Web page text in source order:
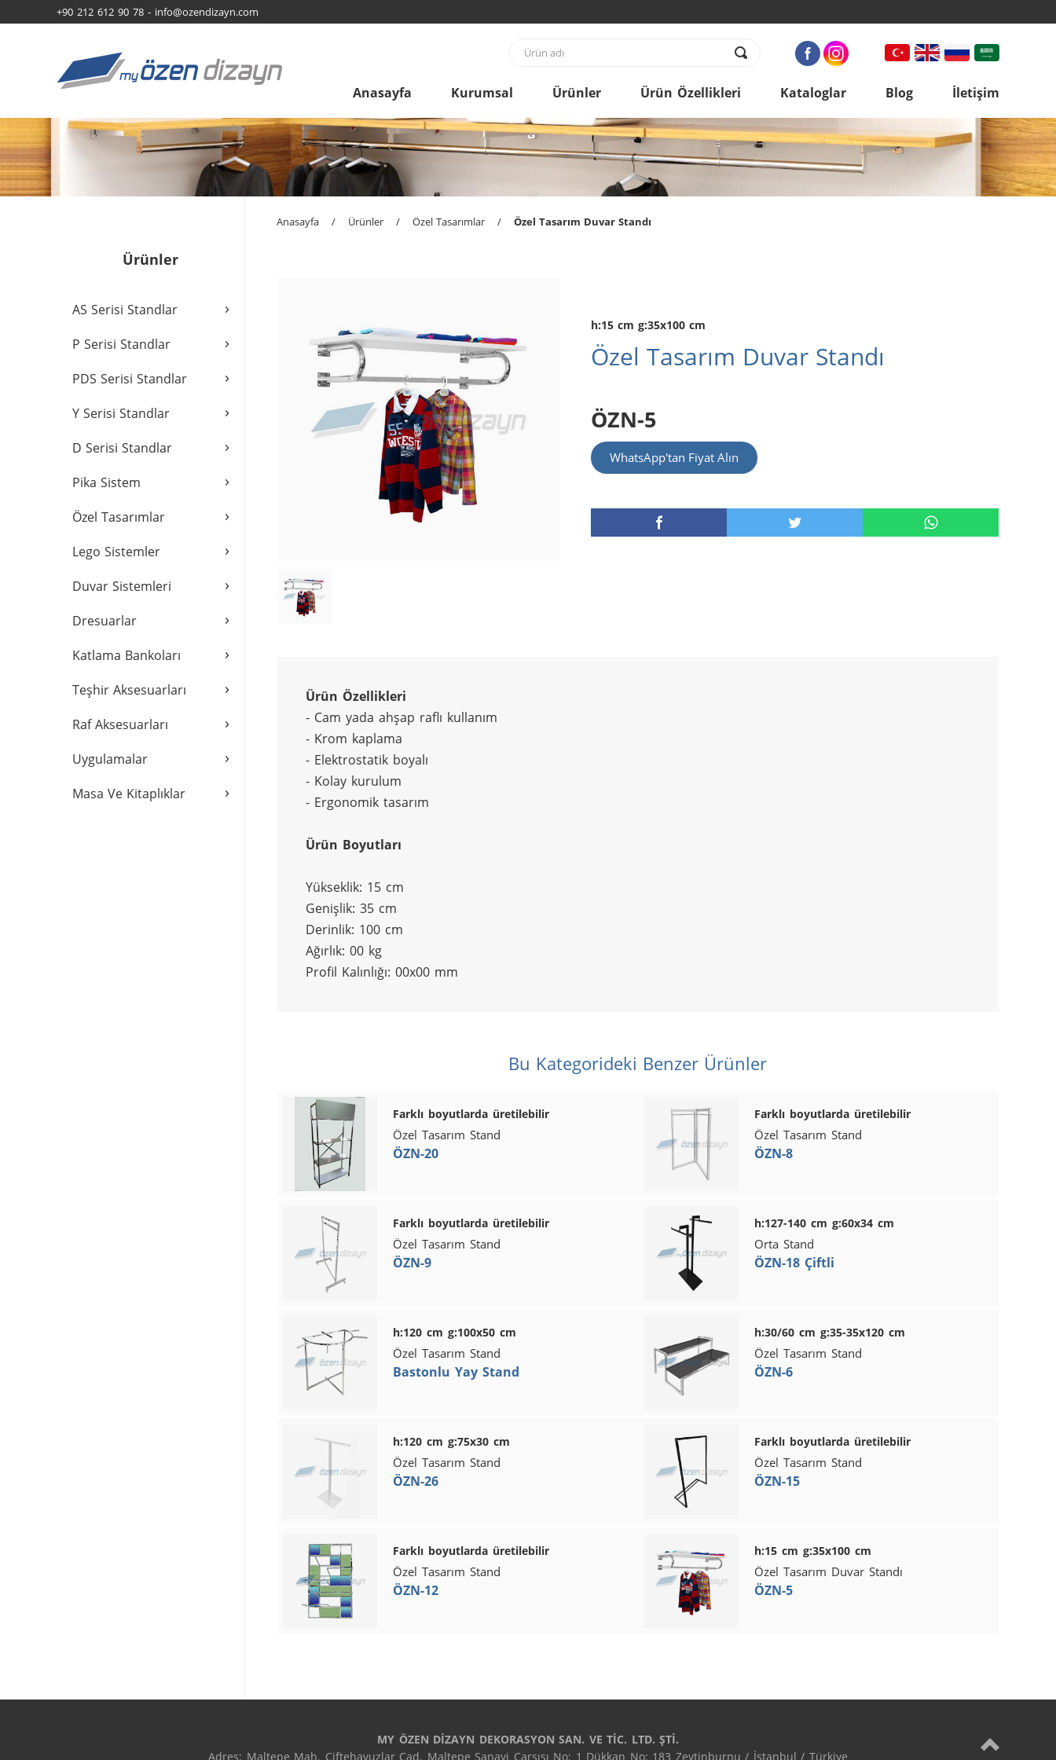
+90 212 612 90 78 - info@ozendizayn.com
Anasayfa Kurumsal Ürünler Ürün Özellikleri Kataloglar Blog İletişim
Ürünler
›
AS Serisi Standlar
›
P Serisi Standlar
›
PDS Serisi Standlar
›
Y Serisi Standlar
›
D Serisi Standlar
›
Pika Sistem
›
Özel Tasarımlar
›
Lego Sistemler
›
Duvar Sistemleri
›
Dresuarlar
›
Katlama Bankoları
›
Teşhir Aksesuarları
›
Raf Aksesuarları
›
Uygulamalar
›
Masa Ve Kitaplıklar
Anasayfa / Ürünler / Özel Tasarımlar / Özel Tasarım Duvar Standı
h:15 cm g:35x100 cm
Özel Tasarım Duvar Standı
ÖZN-5
WhatsApp'tan Fiyat Alın
Ürün Özellikleri
- Cam yada ahşap raflı kullanım
- Krom kaplama
- Elektrostatik boyalı
- Kolay kurulum
- Ergonomik tasarım
Ürün Boyutları
Yükseklik: 15 cm
Genişlik: 35 cm
Derinlik: 100 cm
Ağırlık: 00 kg
Profil Kalınlığı: 00x00 mm
Bu Kategorideki Benzer Ürünler
Farklı boyutlarda üretilebilir
Özel Tasarım Stand
ÖZN-20
Farklı boyutlarda üretilebilir
Özel Tasarım Stand
ÖZN-8
Farklı boyutlarda üretilebilir
Özel Tasarım Stand
ÖZN-9
h:127-140 cm g:60x34 cm
Orta Stand
ÖZN-18 Çiftli
h:120 cm g:100x50 cm
Özel Tasarım Stand
Bastonlu Yay Stand
h:30/60 cm g:35-35x120 cm
Özel Tasarım Stand
ÖZN-6
h:120 cm g:75x30 cm
Özel Tasarım Stand
ÖZN-26
Farklı boyutlarda üretilebilir
Özel Tasarım Stand
ÖZN-15
Farklı boyutlarda üretilebilir
Özel Tasarım Stand
ÖZN-12
h:15 cm g:35x100 cm
Özel Tasarım Duvar Standı
ÖZN-5
MY ÖZEN DİZAYN DEKORASYON SAN. VE TİC. LTD. ŞTİ.
Adres: Maltepe Mah. Çiftehavuzlar Cad. Maltepe Sanayi Çarşısı No: 1 Dükkan No: 183 Zeytinburnu / İstanbul / Türkiye